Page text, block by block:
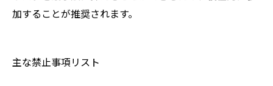
加することが推奨されます。
主な禁止事項リスト